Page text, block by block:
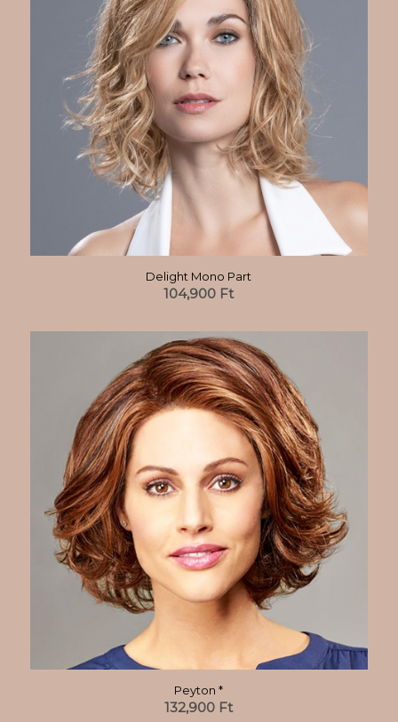
Delight Mono Part
104,900 Ft
Peyton *
132,900 Ft